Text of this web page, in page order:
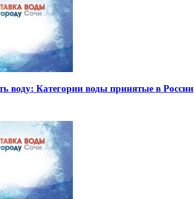
воду: Категории воды принятые в России